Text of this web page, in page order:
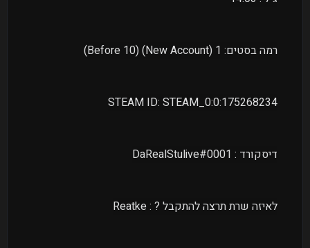
רמה בסטים: 1 (New Account) (Before 10)
STEAM ID: STEAM_0:0:175268234
דיסקורד :
לאיזה שרת תרצה להתקבל ? : Reatke